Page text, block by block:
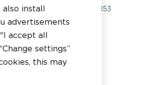
TVA: BE0414.592.153
info@beal.be
install
advertisements
accept all
settings”
this may